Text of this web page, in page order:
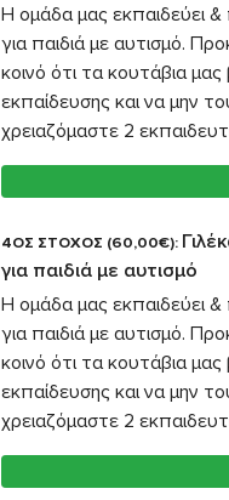
Η ομάδα μας εκπαιδεύει
για παιδιά με αυτισμό.
κοινό ότι τα κουτάβια
εκπαίδευσης και να μην
χρειαζόμαστε 2
4ΟΣ ΣΤΟΧΟΣ (60,00€):
για παιδιά με αυτισμό
Η ομάδα μας εκπαιδεύει
για παιδιά με αυτισμό.
κοινό ότι τα κουτάβια
εκπαίδευσης και να μην
χρειαζόμαστε 2